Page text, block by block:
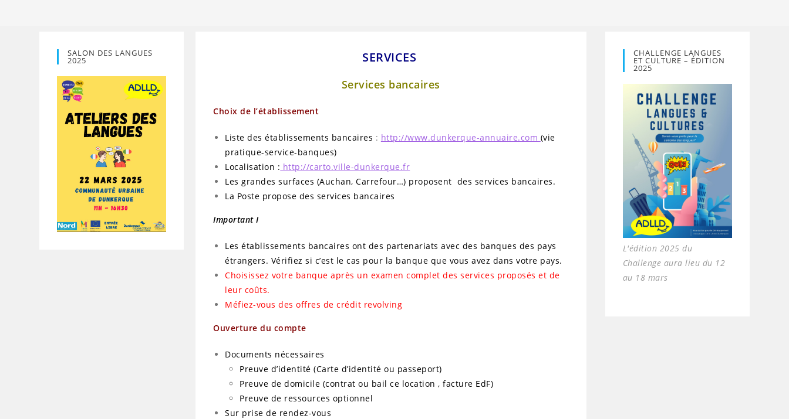
SERVICES
Services bancaires
Choix de l’établissement
Liste des établissements bancaires : http://www.dunkerque-annuaire.com (vie
pratique-service-banques)
Localisation : http://carto.ville-dunkerque.fr
Les grandes surfaces (Auchan, Carrefour…) proposent des services bancaires.
La Poste propose des services bancaires
Important I
Les établissements bancaires ont des partenariats avec des banques des pays
étrangers. Vérifiez si c’est le cas pour la banque que vous avez dans votre pays.
Choisissez votre banque après un examen complet des services proposés et de
leur coûts.
Méfiez-vous des offres de crédit revolving
Ouverture du compte
Documents nécessaires
Preuve d’identité (Carte d’identité ou passeport)
Preuve de domicile (contrat ou bail ce location , facture EdF)
Preuve de ressources optionnel
Sur prise de rendez-vous
SALON DES LANGUES
2025
CHALLENGE LANGUES
ET CULTURE – ÉDITION
2025
L'édition 2025 du
Challenge aura lieu du 12
au 18 mars